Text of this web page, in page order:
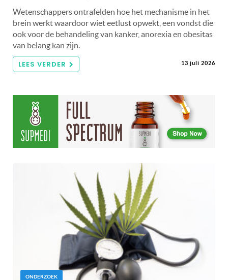
Wetenschappers ontrafelden hoe het mechanisme in het
brein werkt waardoor wiet eetlust opwekt, een vondst die
ook voor de behandeling van kanker, anorexia en obesitas
van belang kan zijn.
LEES VERDER 13 juli 2026
ONDERZOEK